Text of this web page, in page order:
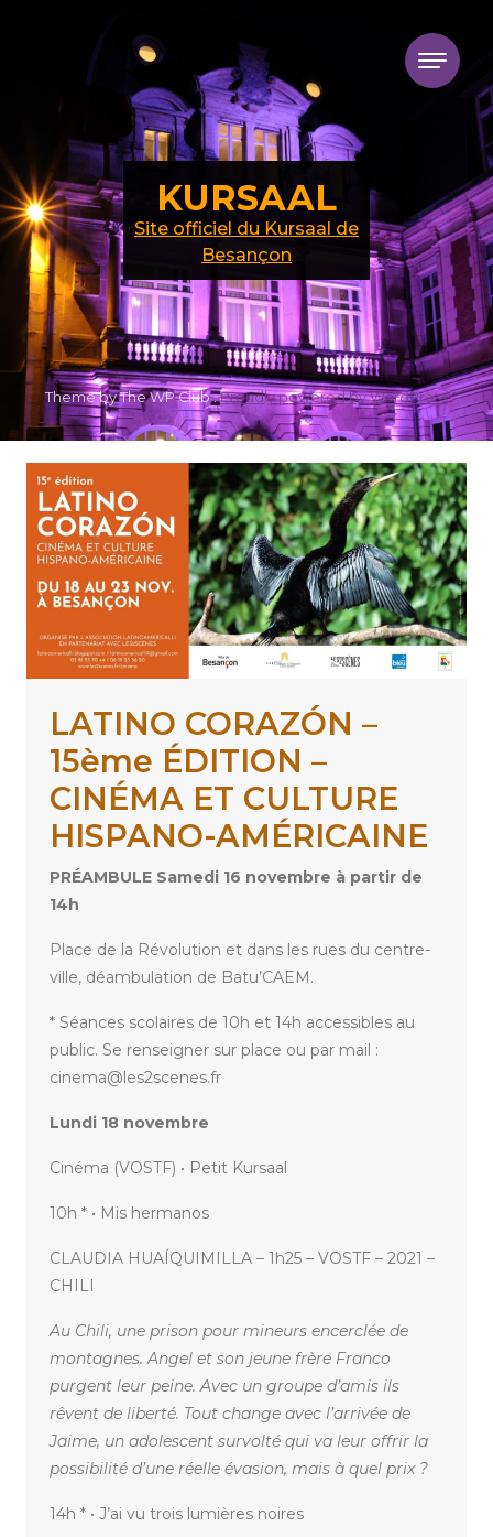
LATINO CORAZÓN –
15ème ÉDITION –
CINÉMA ET CULTURE
HISPANO-AMÉRICAINE
PRÉAMBULE Samedi 16 novembre à partir de
14h
Place de la Révolution et dans les rues du centre-
ville, déambulation de Batu’CAEM.
* Séances scolaires de 10h et 14h accessibles au
public. Se renseigner sur place ou par mail :
cinema@les2scenes.fr
Lundi 18 novembre
Cinéma (VOSTF) • Petit Kursaal
10h * • Mis hermanos
CLAUDIA HUAÍQUIMILLA – 1h25 – VOSTF – 2021 –
CHILI
Au Chili, une prison pour mineurs encerclée de
montagnes. Angel et son jeune frère Franco
purgent leur peine. Avec un groupe d’amis ils
rêvent de liberté. Tout change avec l’arrivée de
Jaime, un adolescent survolté qui va leur offrir la
possibilité d’une réelle évasion, mais à quel prix ?
14h * • J’ai vu trois lumières noires
KURSAAL
Site officiel du Kursaal de
Besançon
Theme by The WP Club .Proudly powered by WordPress